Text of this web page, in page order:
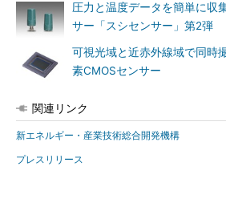
圧力と温度データを簡単に収
サー「スシセンサー」第2弾
可視光域と近赤外線域で同時
素CMOSセンサー
関連リンク
新エネルギー・産業技術総合開発機構
プレスリリース